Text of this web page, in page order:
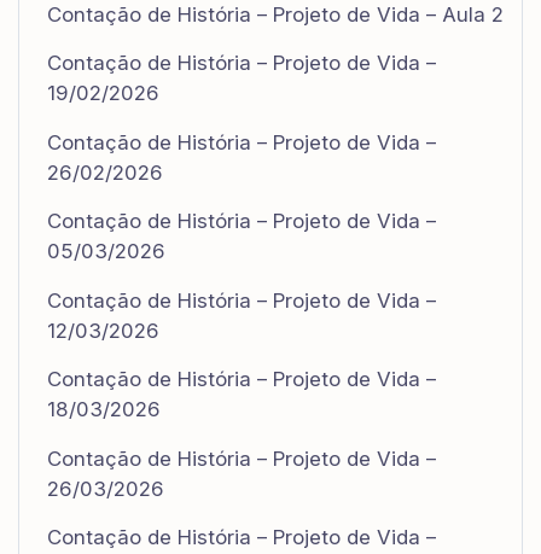
Contação de História – Projeto de Vida – Aula 2
Contação de História – Projeto de Vida –
19/02/2026
Contação de História – Projeto de Vida –
26/02/2026
Contação de História – Projeto de Vida –
05/03/2026
Contação de História – Projeto de Vida –
12/03/2026
Contação de História – Projeto de Vida –
18/03/2026
Contação de História – Projeto de Vida –
26/03/2026
Contação de História – Projeto de Vida –